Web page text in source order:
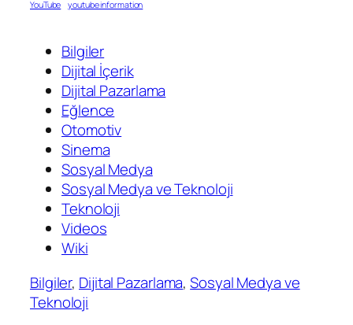
YouTube youtube information
Bilgiler
Dijital İçerik
Dijital Pazarlama
Eğlence
Otomotiv
Sinema
Sosyal Medya
Sosyal Medya ve Teknoloji
Teknoloji
Videos
Wiki
Bilgiler, Dijital Pazarlama, Sosyal Medya ve
Teknoloji